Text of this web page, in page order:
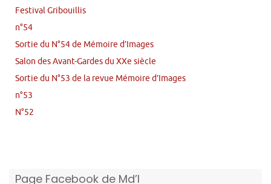
Festival Gribouillis
n°54
Sortie du N°54 de Mémoire d’Images
Salon des Avant-Gardes du XXe siècle
Sortie du N°53 de la revue Mémoire d’Images
n°53
N°52
Page Facebook de Md’I